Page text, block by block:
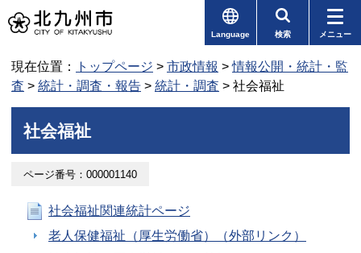
Language 検索 メニュー
現在位置： トップページ > 市政情報 >情報公開・統計・監
査 > 統計・調査・報告 > 統計・調査 > 社会福祉
社会福祉
ページ番号：000001140
社会福祉関連統計ページ
老人保健福祉（厚生労働省）（外部リンク）